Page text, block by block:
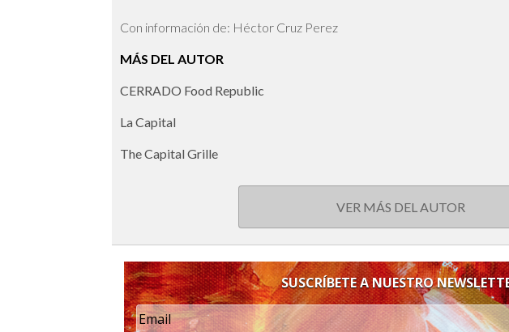
Con información de: Héctor Cruz Perez
MÁS DEL AUTOR
CERRADO Food Republic
La Capital
The Capital Grille
VER MÁS DEL AUTOR
SUSCRÍBETE A NUESTRO